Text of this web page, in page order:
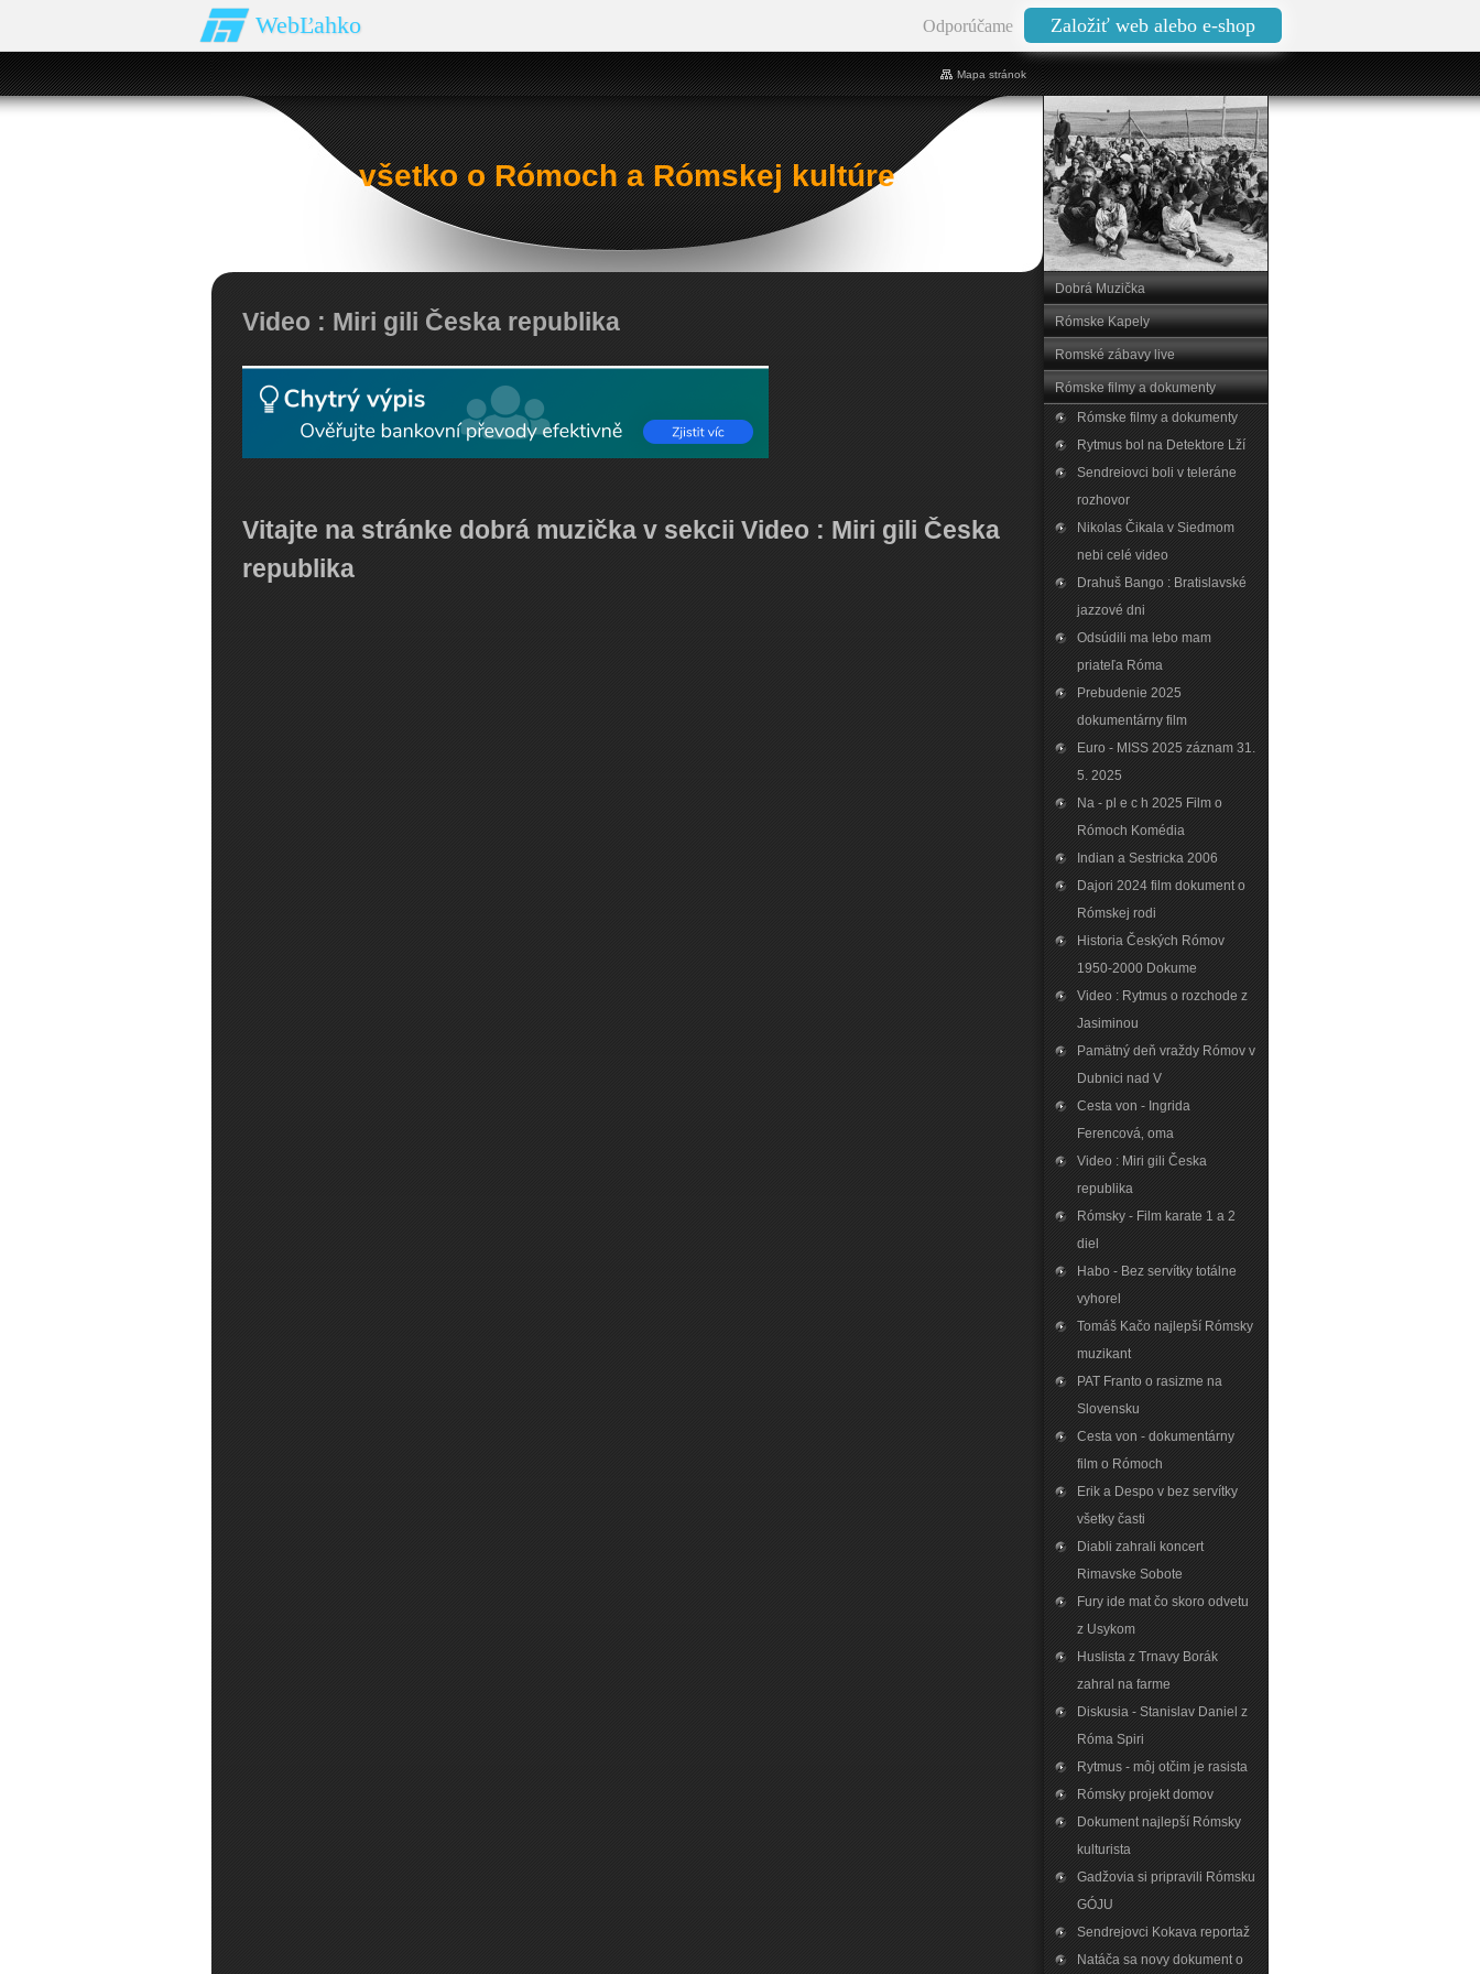
WebĽahko Odporúčame Založiť web alebo e-shop
všetko o Rómoch a Rómskej kultúre
Mapa stránok
Video : Miri gili Česka republika
Vitajte na stránke dobrá muzička v sekcii Video : Miri gili Česka
republika
Dobrá Muzička
Rómske Kapely
Romské zábavy live
Rómske filmy a dokumenty
Rómske filmy a dokumenty
Rytmus bol na Detektore Lží
Sendreiovci boli v teleráne
rozhovor
Nikolas Čikala v Siedmom
nebi celé video
Drahuš Bango : Bratislavské
jazzové dni
Odsúdili ma lebo mam
priateľa Róma
Prebudenie 2025
dokumentárny film
Euro - MISS 2025 záznam 31.
5. 2025
Na - pl e c h 2025 Film o
Rómoch Komédia
Indian a Sestricka 2006
Dajori 2024 film dokument o
Rómskej rodi
Historia Českých Rómov
1950-2000 Dokume
Video : Rytmus o rozchode z
Jasiminou
Pamätný deň vraždy Rómov v
Dubnici nad V
Cesta von - Ingrida
Ferencová‚ oma
Video : Miri gili Česka
republika
Rómsky - Film karate 1 a 2
diel
Habo - Bez servítky totálne
vyhorel
Tomáš Kačo najlepší Rómsky
muzikant
PAT Franto o rasizme na
Slovensku
Cesta von - dokumentárny
film o Rómoch
Erik a Despo v bez servítky
všetky časti
Diabli zahrali koncert
Rimavske Sobote
Fury ide mat čo skoro odvetu
z Usykom
Huslista z Trnavy Borák
zahral na farme
Diskusia - Stanislav Daniel z
Róma Spiri
Rytmus - môj otčim je rasista
Rómsky projekt domov
Dokument najlepší Rómsky
kulturista
Gadžovia si pripravili Rómsku
GÓJU
Sendrejovci Kokava reportaž
Natáča sa novy dokument o